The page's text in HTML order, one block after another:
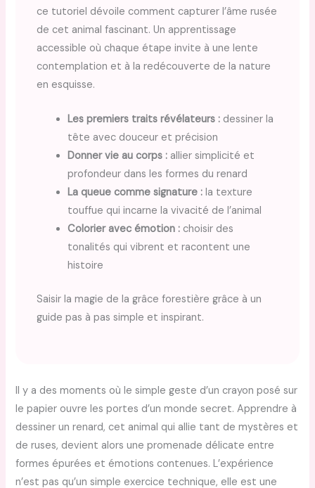
ce tutoriel dévoile comment capturer l’âme rusée
de cet animal fascinant. Un apprentissage
accessible où chaque étape invite à une lente
contemplation et à la redécouverte de la nature
en esquisse.
Les premiers traits révélateurs : dessiner la
tête avec douceur et précision
Donner vie au corps : allier simplicité et
profondeur dans les formes du renard
La queue comme signature : la texture
touffue qui incarne la vivacité de l’animal
Colorier avec émotion : choisir des
tonalités qui vibrent et racontent une
histoire
Saisir la magie de la grâce forestière grâce à un
guide pas à pas simple et inspirant.
Il y a des moments où le simple geste d’un crayon posé sur
le papier ouvre les portes d’un monde secret. Apprendre à
dessiner un renard, cet animal qui allie tant de mystères et
de ruses, devient alors une promenade délicate entre
formes épurées et émotions contenues. L’expérience
n’est pas qu’un simple exercice technique, elle est une